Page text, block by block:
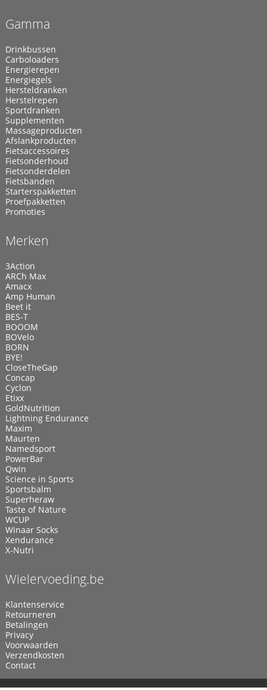
Gamma
Drinkbussen
Carboloaders
Energierepen
Energiegels
Hersteldranken
Herstelrepen
Sportdranken
Supplementen
Massageproducten
Afslankproducten
Fietsaccessoires
Fietsonderhoud
Fietsonderdelen
Fietsbanden
Starterspakketten
Proefpakketten
Promoties
Merken
3Action
ARCh Max
Amacx
Amp Human
Beet it
BES-T
BOOOM
BOVelo
BORN
BYE!
CloseTheGap
Concap
Cyclon
Etixx
GoldNutrition
Lightning Endurance
Maxim
Maurten
Namedsport
PowerBar
Qwin
Science in Sports
Sportsbalm
Superheraw
Taste of Nature
WCUP
Winaar Socks
Xendurance
X-Nutri
Wielervoeding.be
Klantenservice
Retourneren
Betalingen
Privacy
Voorwaarden
Verzendkosten
Contact